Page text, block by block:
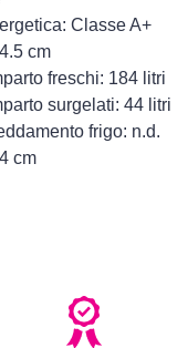
Classe A+
cm
freschi: 184 litri
surgelati: 44 litri
frigo: n.d.
cm